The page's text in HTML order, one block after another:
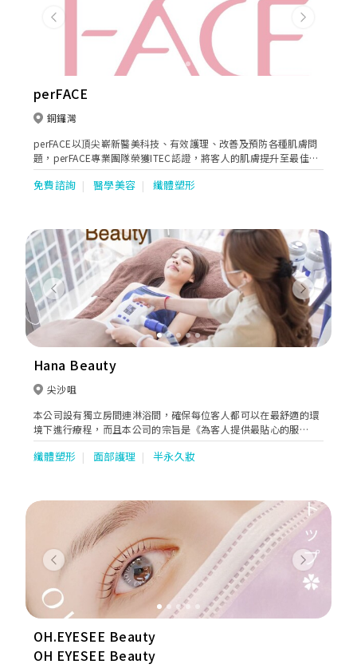
Previous Next
perFACE
銅鑼灣
perFACE以頂尖嶄新醫美科技、有效護理、改善及預防各種肌膚問
題，perFACE專業團隊榮獲ITEC認證，將客人的肌膚提升至最佳健
康狀態。 現今女性對生活態度的要求不斷提升，務求要由內至外都
散發出最優質最健康的美態。因此，perFACE結合有機及醫學及概
享受感官皆美的身心護理，實現持久美麗的夢想。 另外，perFACE
搜羅全球並引入多系列有機產品，如英國的The Organic
Pharmacy，提供療程外進一步的呵護及關懷。
免費諮詢 醫學美容 纖體塑形
Previous Next
Hana Beauty
尖沙咀
本公司設有獨立房間連淋浴間，確保每位客人都可以在最舒適的環
境下進行療程，而且本公司的宗旨是《為客人提供最貼心的服
務》，所以我們保證絕不採用硬銷手法。
纖體塑形 面部護理 半永久妝
Previous Next
OH.EYESEE Beauty
OH EYESEE Beauty